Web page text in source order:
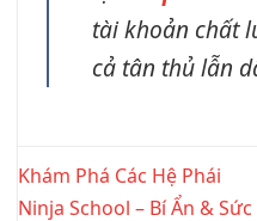
tài khoản chất
cả tân thủ lẫn
Khám Phá Các Hệ Phái
Ninja School – Bí Ẩn & Sức